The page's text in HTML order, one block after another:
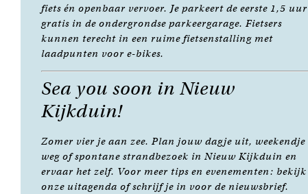
fiets én openbaar vervoer. Je parkeert de eerste 1,5 uur
gratis in de ondergrondse parkeergarage. Fietsers
kunnen terecht in een ruime fietsenstalling met
laadpunten voor e-bikes.
Sea you soon in Nieuw
Kijkduin!
Zomer vier je aan zee. Plan jouw dagje uit, weekendje
weg of spontane strandbezoek in Nieuw Kijkduin en
ervaar het zelf. Voor meer tips en evenementen: bekijk
onze uitagenda of schrijf je in voor de nieuwsbrief.